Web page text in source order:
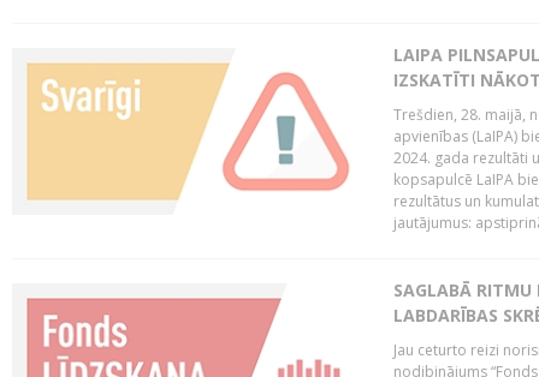
LAIPA
IZSKATĪTI
Trešdien, 28. maijā,
apvienības (LaIPA)
2024. gada rezultāti
kopsapulcē LaIPA
rezultātus un
jautājumus:
SAGLABĀ RITMU
LABDARĪBAS
Jau ceturto reizi
nodibinājums